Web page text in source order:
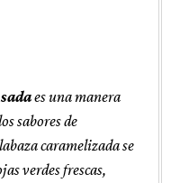
es una manera
sabores de
caramelizada se
verdes frescas,